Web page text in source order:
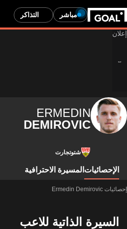
مباشر التذاكر
ERMEDIN
DEMIROVIC
شتوتجارت
الإحصائيات المسيرة الاحترافية
إحصائيات Ermedin Demirovic
السيرة الذاتية للاعب